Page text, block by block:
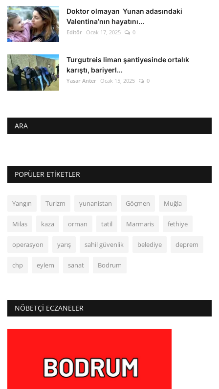
Doktor olmayan Yunan adasındaki
Valentina’nın hayatını...
Editör Ocak 17, 2025 0
Turgutreis liman şantiyesinde ortalık
karıştı, bariyerl...
Yasar Anter Ocak 15, 2025 0
ARA
POPÜLER ETIKETLER
Yangın Turizm yunanistan Göçmen Muğla
Milas kaza orman tatil Marmaris fethiye
operasyon yarış sahil güvenlik belediye deprem
chp eylem sanat Bodrum
NÖBETÇI ECZANELER